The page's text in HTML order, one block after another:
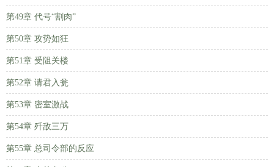
第49章 代号“割肉”
第50章 攻势如狂
第51章 受阻关楼
第52章 请君入瓮
第53章 密室激战
第54章 歼敌三万
第55章 总司令部的反应